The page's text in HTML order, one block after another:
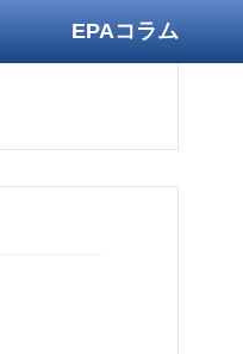
EPAコラム